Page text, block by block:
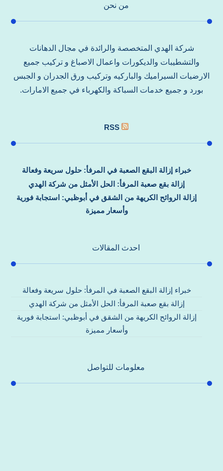
من نحن
شركة الهدي المتخصصة والرائدة في مجال الدهانات
والتشطيبات والديكورات واعمال الاصباغ و تركيب جميع
الارضيات السيراميك والباركيه وتركيب ورق الجدران و الجبس
بورد و جميع خدمات السباكة والكهرباء في جميع الامارات.
RSS
خبراء إزالة البقع الصعبة في المرفأ: حلول سريعة وفعالة
إزالة بقع صعبة المرفأ: الحل الأمثل من شركة الهدي
إزالة الروائح الكريهة من الشقق في أبوظبي: استجابة فورية
وأسعار مميزة
احدث المقالات
خبراء إزالة البقع الصعبة في المرفأ: حلول سريعة وفعالة
إزالة بقع صعبة المرفأ: الحل الأمثل من شركة الهدي
إزالة الروائح الكريهة من الشقق في أبوظبي: استجابة فورية
وأسعار مميزة
معلومات للتواصل